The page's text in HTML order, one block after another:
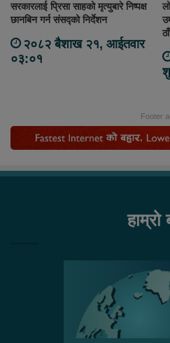
सरकारलाई प्रिसा साहको मृत्युबारे निष्पक्ष
छानबिन गर्न संसद्को निर्देशन
२०८२ बैशाख २१, आईतवार
०३:०१
Footer
हाम्रो